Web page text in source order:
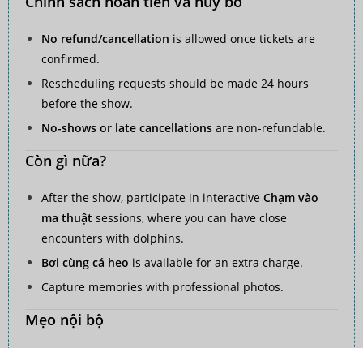
No refund/cancellation is allowed once tickets are
confirmed.
Rescheduling requests should be made 24 hours
before the show.
No-shows or late cancellations are non-refundable.
Còn gì nữa?
After the show, participate in interactive Chạm vào
ma thuật sessions, where you can have close
encounters with dolphins.
Bơi cùng cá heo is available for an extra charge.
Capture memories with professional photos.
Mẹo nội bộ